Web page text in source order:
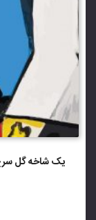
یک شاخه گل